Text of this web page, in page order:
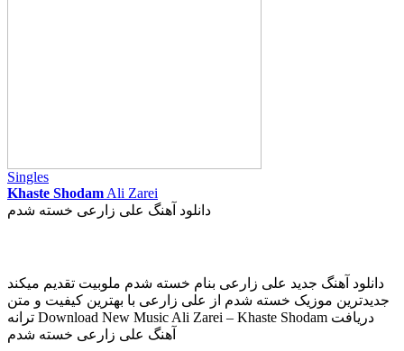
Singles
Khaste Shodam Ali Zarei
دانلود آهنگ علی زارعی خسته شدم
دانلود آهنگ جدید علی زارعی بنام خسته شدم ملوبیت تقدیم میکند
جدیدترین موزیک خسته شدم از علی زارعی با بهترین کیفیت و متن
ترانه Download New Music Ali Zarei – Khaste Shodam دریافت
آهنگ علی زارعی خسته شدم